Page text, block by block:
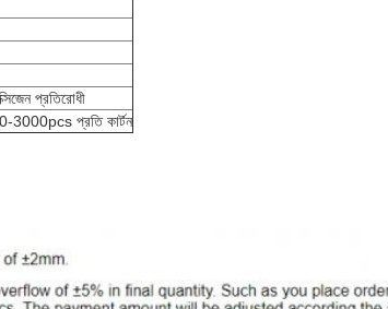
প্রতিরোধী
3000pcs প্রতি কার্টন